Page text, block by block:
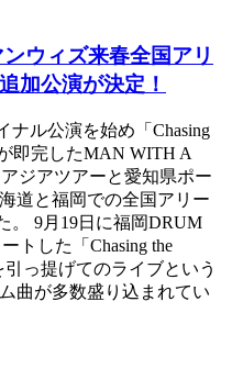
ウィズ来春全国アリ
加公演が決定！
ナル公演を始め「Chasing
即完したMAN WITH A
ジアツアーと愛知県ポー
道と福岡での全国アリー
。 9月19日に福岡DRUM
トした「Chasing the
っ提げてのライブという
曲が多数盛り込まれてい